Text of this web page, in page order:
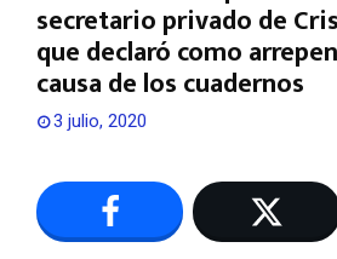
secretario privado de
que declaró como
causa de los cuadernos
3 julio, 2020